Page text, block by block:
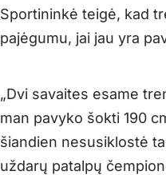
Sportininkė teigė, kad
pajėgumu, jai jau yra
„Dvi savaites esame
man pavyko šokti 190
šiandien nesusiklostė
uždarų patalpų